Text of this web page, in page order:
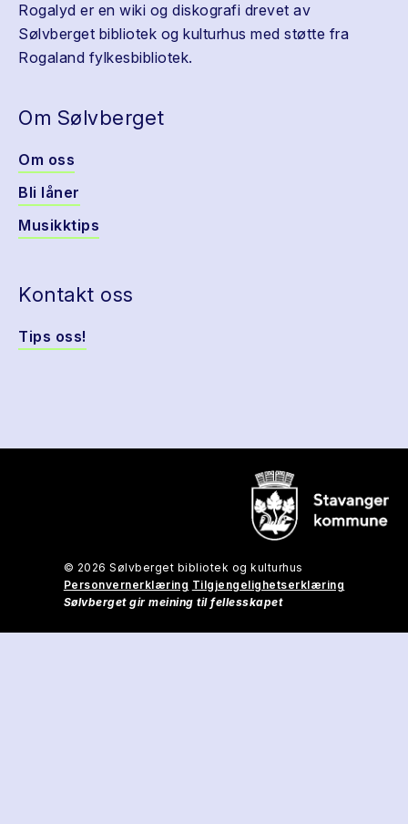
Rogalyd er en wiki og diskografi drevet av
Sølvberget bibliotek og kulturhus med støtte fra
Rogaland fylkesbibliotek.
Om Sølvberget
Om oss
Bli låner
Musikktips
Kontakt oss
Tips oss!
© 2026 Sølvberget bibliotek og kulturhus
Personvernerklæring Tilgjengelighetserklæring
Sølvberget gir meining til fellesskapet